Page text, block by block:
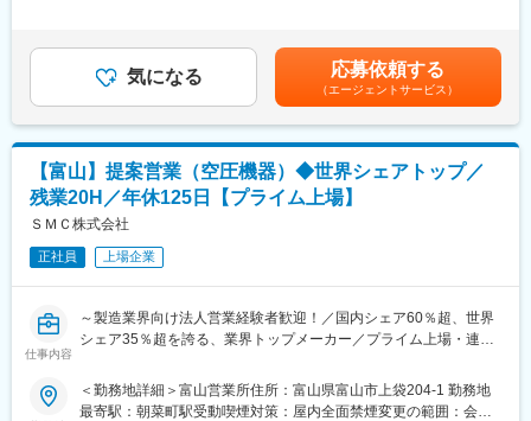
ーカーです。材料開発から部品、機械、ロボットまでを一貫して
提供できる独自の事業体制を強みに、自動車、航空機、建設機
械、電子機器など幅広い産業分野のものづくりを支え、世界各国
で事業を展開しています。
変更の範囲：会社の定める業務
顧客の課題に対して多角的な視点から災害対策のソリューション
を提案し、課題解決に導くことがミッションです。
現代の社会基盤となっている通信インフラ設備を守る製品を自社
《顧客について》
電力会社、官公庁や公共団体や一般のメーカー、JRほか民間鉄道
会社、NHKなどの放送メディアや情報通信会社(携帯電話など)
様々です。
《製品について》
情報通信の各種機器をはじめ、保安装置や電源機器及びそれに繋
がる機器を守る耐雷トランス、通信ケーブル用保安装置など多岐
にわたります。大手企業様との取引も多い為、数千万単位のプロ
ジェクトに携わる機会もございます。
顧客の課題に応じて、多様な製品・サービスを組み合わせた最適
なソリューションを提案していただきます。チーム制による営業
による）※残業代は営業手当超過分支給賃金はあくまでも目安の金
額であり、選考を通じて上下する可能性があります。月給(月額)は
固定手当を含めた表記です。
気になる 応募依頼する
（エージェントサービス）
【富山】提案営業（空圧機器）◆世界シェアトップ／
残業20H／年休125日【プライム上場】
ＳＭＣ株式会社
正社員 上場企業
仕事内容
～製造業界向け法人営業経験者歓迎！／国内シェア60％超、世界
シェア35％超を誇る、業界トップメーカー／プライム上場・連結
円に向け投資加速～
＜勤務地詳細＞富山営業所住所：富山県富山市上袋204-1 勤務地
最寄駅：朝菜町駅受動喫煙対策：屋内全面禁煙変更の範囲：会社